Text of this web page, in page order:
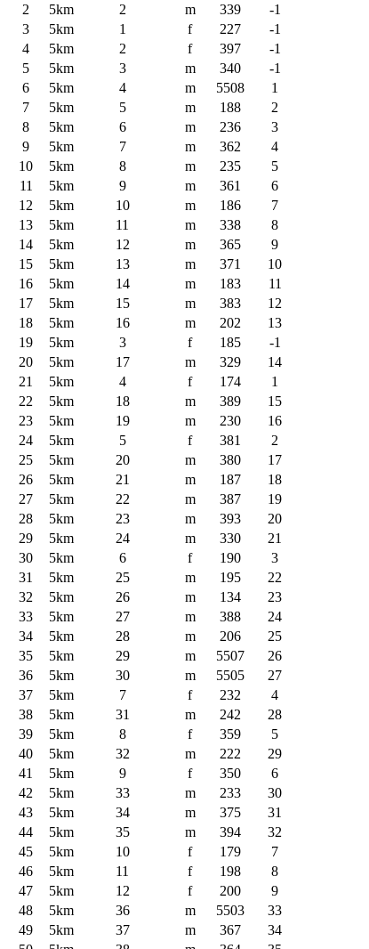
2
5km 2 m 339 -1
3
5km 1 f 227 -1
4
5km 2 f 397 -1
5
5km 3 m 340 -1
6
5km 4 m 5508 1
7
5km 5 m 188 2
8
5km 6 m 236 3
9
5km 7 m 362 4
10
5km 8 m 235 5
11
5km 9 m 361 6
12
5km 10 m 186 7
13
5km 11 m 338 8
14
5km 12 m 365 9
15
5km 13 m 371 10
16
5km 14 m 183 11
17
5km 15 m 383 12
18
5km 16 m 202 13
19
5km 3 f 185 -1
20
5km 17 m 329 14
21
5km 4 f 174 1
22
5km 18 m 389 15
23
5km 19 m 230 16
24
5km 5 f 381 2
25
5km 20 m 380 17
26
5km 21 m 187 18
27
5km 22 m 387 19
28
5km 23 m 393 20
29
5km 24 m 330 21
30
5km 6 f 190 3
31
5km 25 m 195 22
32
5km 26 m 134 23
33
5km 27 m 388 24
34
5km 28 m 206 25
35
5km 29 m 5507 26
36
5km 30 m 5505 27
37
5km 7 f 232 4
38
5km 31 m 242 28
39
5km 8 f 359 5
40
5km 32 m 222 29
41
5km 9 f 350 6
42
5km 33 m 233 30
43
5km 34 m 375 31
44
5km 35 m 394 32
45
5km 10 f 179 7
46
5km 11 f 198 8
47
5km 12 f 200 9
48
5km 36 m 5503 33
49
5km 37 m 367 34